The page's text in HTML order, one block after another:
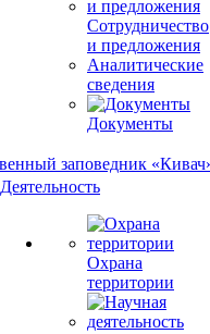
Сотрудничество
и предложения
Аналитические
сведения
Документы
Деятельность
Охрана
территории